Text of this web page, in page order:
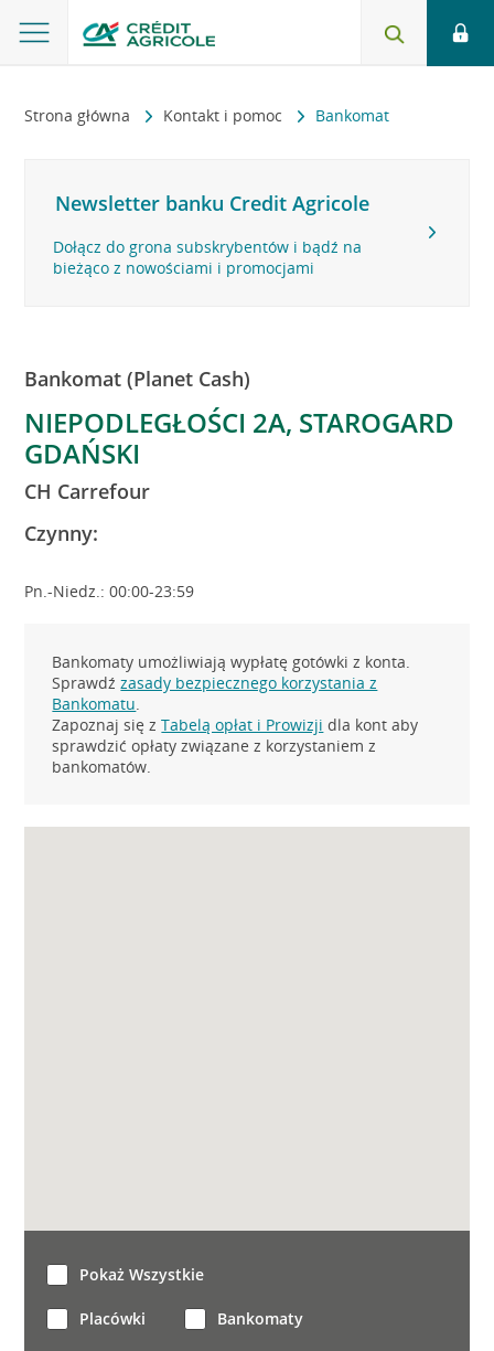
Strona główna Kontakt i pomoc Bankomat
Newsletter banku Credit Agricole
Dołącz do grona subskrybentów i bądź na
bieżąco z nowościami i promocjami
Bankomat (Planet Cash)
NIEPODLEGŁOŚCI 2A, STAROGARD
GDAŃSKI
CH Carrefour
Czynny:
Pn.-Niedz.: 00:00-23:59
Bankomaty umożliwiają wypłatę gotówki z konta.
Sprawdźzasady bezpiecznego korzystania z
Bankomatu.
Zapoznaj się zTabelą opłat i Prowizji dla kont aby
sprawdzić opłaty związane z korzystaniem z
bankomatów.
Pokaż Wszystkie
Placówki Bankomaty